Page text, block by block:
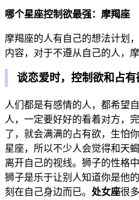
哪个星座控制欲最强：摩羯座
摩羯座的人有自己的想法计划
内容，对于不遵从自己的人，
谈恋爱时，控制欲和占
人们都是有感情的人，都希望
人，一定要好好的看着对方，
了，就会满满的占有欲，生怕
星座，所以不少人会觉得和天
离开自己的视线。狮子的性格
狮子是乐于让别人知道你是他
刻在自己身边而已。 处女座很